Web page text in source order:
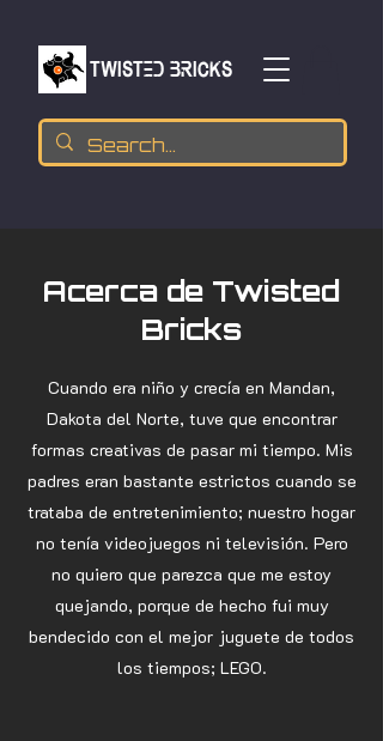
TWISTED BRICKs
Acerca de Twisted
Bricks
Cuando era niño y crecía en Mandan,
Dakota del Norte, tuve que encontrar
formas creativas de pasar mi tiempo. Mis
padres eran bastante estrictos cuando se
trataba de entretenimiento; nuestro hogar
no tenía videojuegos ni televisión. Pero
no quiero que parezca que me estoy
quejando, porque de hecho fui muy
bendecido con el mejor juguete de todos
los tiempos; LEGO.